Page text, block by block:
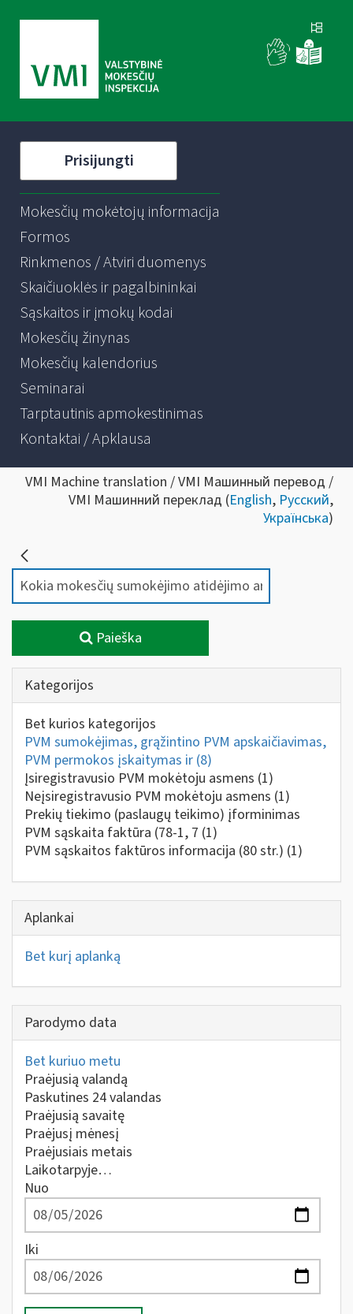
Prisijungti
Mokesčių mokėtojų informacija
Formos
Rinkmenos / Atviri duomenys
Skaičiuoklės ir pagalbininkai
Sąskaitos ir įmokų kodai
Mokesčių žinynas
Mokesčių kalendorius
Seminarai
Tarptautinis apmokestinimas
Kontaktai / Apklausa
VMI Machine translation / VMI Машинный перевод /
VMI Машинний переклад (English, Русский,
Українська)
Paieška
Kategorijos
Bet kurios kategorijos
PVM sumokėjimas, grąžintino PVM apskaičiavimas,
PVM permokos įskaitymas ir (8)
Įsiregistravusio PVM mokėtoju asmens (1)
Neįsiregistravusio PVM mokėtoju asmens (1)
Prekių tiekimo (paslaugų teikimo) įforminimas
PVM sąskaita faktūra (78-1, 7 (1)
PVM sąskaitos faktūros informacija (80 str.) (1)
Aplankai
Bet kurį aplanką
Parodymo data
Bet kuriuo metu
Praėjusią valandą
Paskutines 24 valandas
Praėjusią savaitę
Praėjusį mėnesį
Praėjusiais metais
Laikotarpyje…
Nuo
Iki